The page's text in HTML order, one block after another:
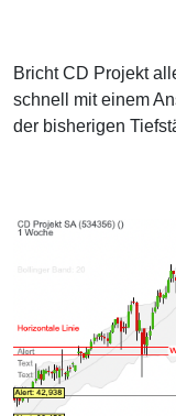
Bricht CD Projekt
schnell mit einem
der bisherigen